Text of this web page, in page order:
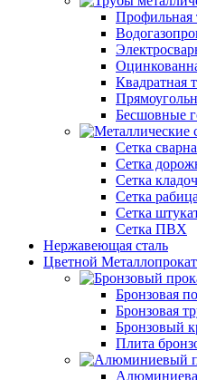
Профильная
Квадратная
Бесшовные
Сетка
Сетка
Сетка
Сетка рабица
Сетка
Сетка ПВХ
Нержавеющая сталь
Цветной Металлопрокат
Бронзовая
Бронзовая
Бронзовый
Плита